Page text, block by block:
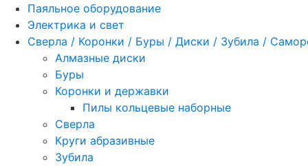
Паяльное оборудование
Электрика и свет
Сверла / Коронки / Буры / Диски / Зубила /
Алмазные диски
Буры
Коронки и державки
Пилы кольцевые наборные
Сверла
Круги абразивные
Зубила